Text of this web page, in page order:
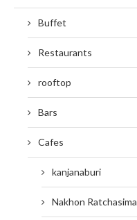
Buffet
Restaurants
rooftop
Bars
Cafes
kanjanaburi
Nakhon Ratchasima